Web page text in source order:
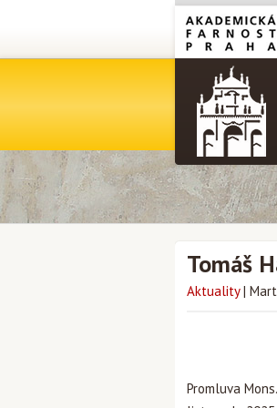
Tomáš
Aktuality |
Promluva